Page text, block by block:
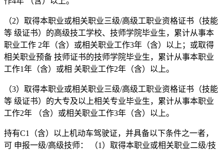
（2）取得本职业或相关职业三级/高级工职业资格证书（技能
等 级证书）的高级技工学校、技师学院毕业生，累计从事本
职业工作 2年（含）或相关职业工作3年（含）以上；或取得
相关职业预备 技师证书的技师学院毕业生，累计从事本职业
工作1年（含）或相 关职业工作2年（含）以上。
（3）取得本职业或相关职业三级/高级工职业资格证书（技能
等 级证书）的大专及以上相关专业毕业生，累计从事本职业
工作2年 （含）或相关职业工作3年（含）以上。
持有C1（含）以上机动车驾驶证，并具备以下条件之一者，
可 申报一级/高级技师： （1）取得本职业或相关职业二级/技